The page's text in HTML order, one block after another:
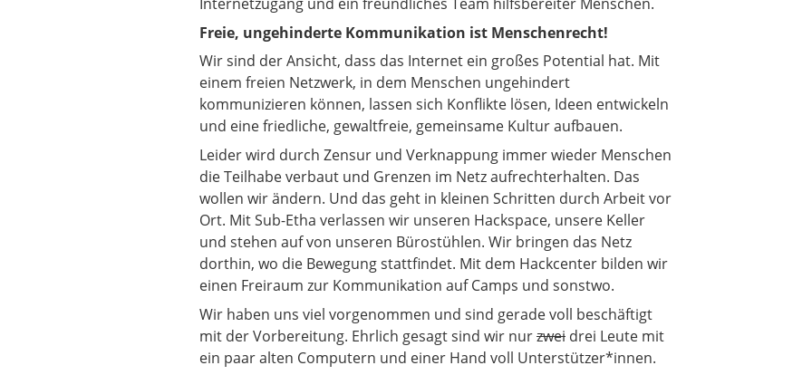
Freie, ungehinderte Kommunikation ist Menschenrecht!
Wir sind der Ansicht, dass das Internet ein großes Potential hat. Mit
einem freien Netzwerk, in dem Menschen ungehindert
kommunizieren können, lassen sich Konflikte lösen, Ideen entwickeln
und eine friedliche, gewaltfreie, gemeinsame Kultur aufbauen.
Leider wird durch Zensur und Verknappung immer wieder Menschen
die Teilhabe verbaut und Grenzen im Netz aufrechterhalten. Das
wollen wir ändern. Und das geht in kleinen Schritten durch Arbeit vor
Ort. Mit Sub-Etha verlassen wir unseren Hackspace, unsere Keller
und stehen auf von unseren Bürostühlen. Wir bringen das Netz
dorthin, wo die Bewegung stattfindet. Mit dem Hackcenter bilden wir
einen Freiraum zur Kommunikation auf Camps und sonstwo.
Wir haben uns viel vorgenommen und sind gerade voll beschäftigt
mit der Vorbereitung. Ehrlich gesagt sind wir nurzwei drei Leute mit
ein paar alten Computern und einer Hand voll Unterstützer*innen.